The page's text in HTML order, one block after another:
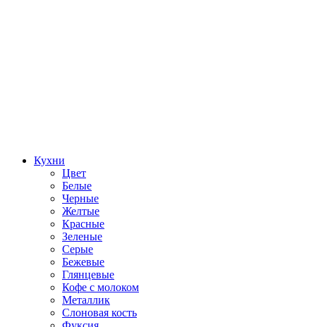
Кухни
Цвет
Белые
Черные
Желтые
Красные
Зеленые
Серые
Бежевые
Глянцевые
Кофе с молоком
Металлик
Слоновая кость